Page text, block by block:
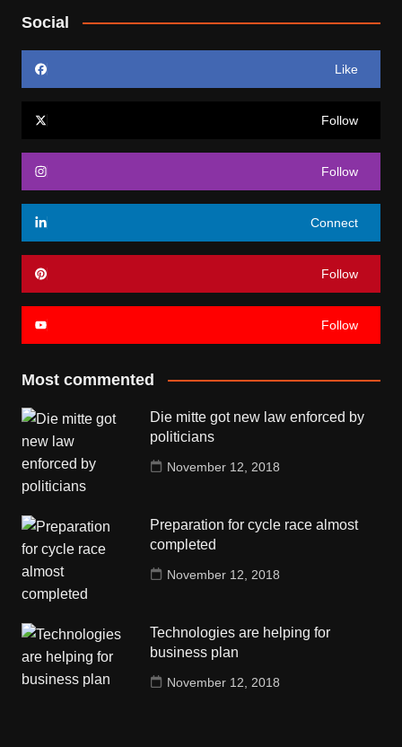
Social
Like
Follow
Follow
Connect
Follow
Follow
Most commented
Die mitte got new law enforced by
politicians
November 12, 2018
Preparation for cycle race almost
completed
November 12, 2018
Technologies are helping for
business plan
November 12, 2018